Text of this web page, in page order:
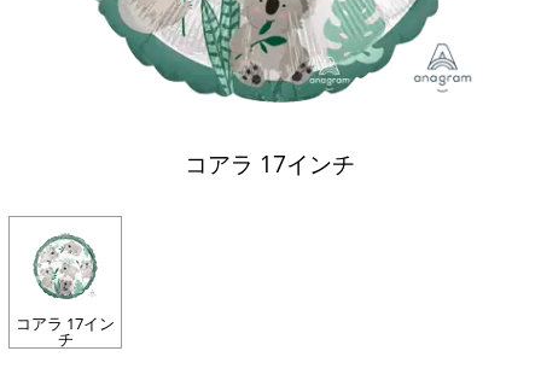
コアラ 17インチ
コアラ 17イン
チ